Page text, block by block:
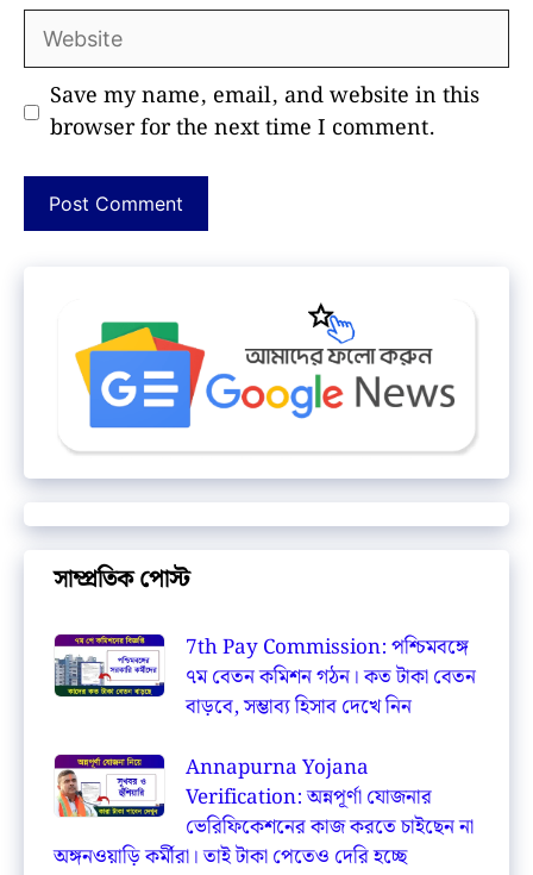
Website
Save my name, email, and website in this
browser for the next time I comment.
সাম্প্রতিক পোস্ট
7th Pay Commission: পশ্চিমবঙ্গে
৭ম বেতন কমিশন গঠন। কত টাকা বেতন
বাড়বে, সম্ভাব্য হিসাব দেখে নিন
Annapurna Yojana
Verification: অন্নপূর্ণা যোজনার
ভেরিফিকেশনের কাজ করতে চাইছেন না
অঙ্গনওয়াড়ি কর্মীরা। তাই টাকা পেতেও দেরি হচ্ছে